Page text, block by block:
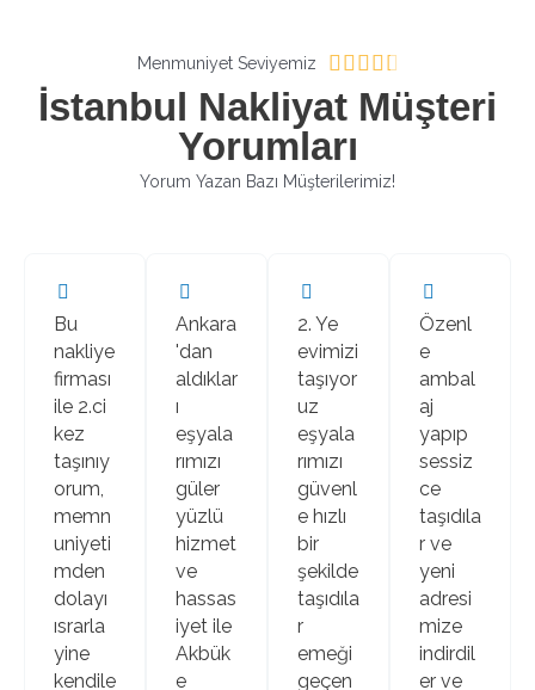
Menmuniyet Seviyemiz     
.
4
İstanbul Nakliyat Müşteri
Yorumları
Yorum Yazan Bazı Müşterilerimiz!
Bu
nakliye
firması
ile 2.ci
kez
taşınıy
orum,
memn
uniyeti
mden
dolayı
ısrarla
yine
kendile
Ankara
'dan
aldıklar
ı
eşyala
rımızı
güler
yüzlü
hizmet
ve
hassas
iyet ile
Akbük
e
2. Ye
evimizi
taşıyor
uz
eşyala
rımızı
güvenl
e hızlı
bir
şekilde
taşıdıla
r
emeği
geçen
Özenl
e
ambal
aj
yapıp
sessiz
ce
taşıdıla
r ve
yeni
adresi
mize
indirdil
er ve